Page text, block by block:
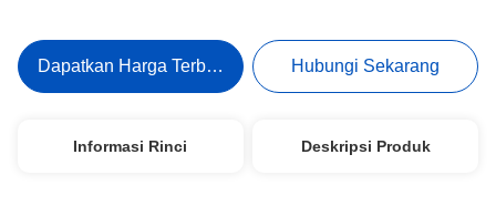
Dapatkan Harga Terbaik Hubungi Sekarang
Informasi Rinci Deskripsi Produk